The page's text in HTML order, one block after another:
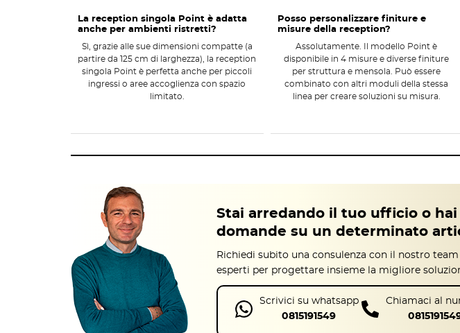
Noce classico
Nero
Pioppo moro
Rovere niagara
mensola superiore, oltre a offrire uno spazio di appoggio pratico, dona untocco estetico
acquistabile separatamente. Questa è disponibile nei colori:
Stone grey
Bianco
Grigio
Noce classico
Pioppo moro
Nero
Muschio
Pioppo light
Blu nebbia
Rosa antico
Salvia
La reception singola Point è adatta
anche per ambienti ristretti?
Sì, grazie alle sue dimensioni compatte (a
partire da 125 cm di larghezza), la reception
singola Point è perfetta anche per piccoli
ingressi o aree accoglienza con spazio
limitato.
Posso personalizzare finiture e
misure della reception?
Assolutamente. Il modello Point è
disponibile in 4 misure e diverse finiture
per struttura e mensola. Può essere
combinato con altri moduli della stessa
linea per creare soluzioni su misura.
Stai arredando il tuo ufficio o hai
domande su un determinato
Richiedi subito una consulenza con il nostro team
esperti per progettare insieme la migliore
Scrivici su whatsapp
0815191549
Chiamaci al